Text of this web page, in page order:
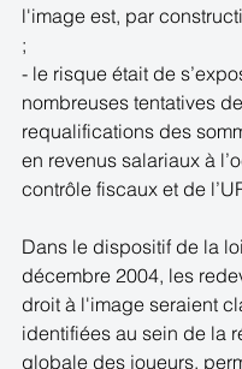
l'image est, par
;
- le risque était de
nombreuses tentatives de
requalifications des
en revenus salariaux à
contrôle fiscaux et de
Dans le dispositif de la
décembre 2004, les
droit à l'image seraient
identifiées au sein de la
globale des joueurs,